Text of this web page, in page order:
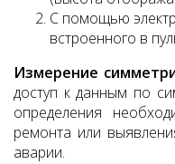
С помощью
встроенного в
Измерение
доступ к данным по
определения
ремонта или
аварии.